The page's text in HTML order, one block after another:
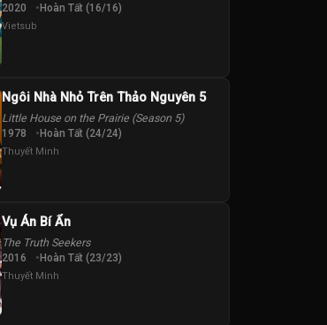
2020 Hoàn Tất (16/16)
Vietsub
Ngôi Nhà Nhỏ Trên Thảo Nguyên 5
Little House on the Prairie (Season 5)
1978 Hoàn Tất (24/24)
Thuyết Minh
Vụ Án Bí Ẩn
The Truth Seekers
2016 Hoàn Tất (23/23)
Thuyết Minh